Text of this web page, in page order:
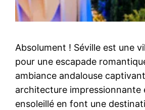
Absolument ! Séville est une
pour une escapade
ambiance andalouse
architecture impressionnante
ensoleillé en font une